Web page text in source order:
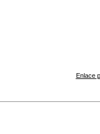
Enlace